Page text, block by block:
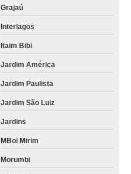
Grajaú
Interlagos
Itaim Bibi
Jardim América
Jardim Paulista
Jardim São Luiz
Jardins
MBoi Mirim
Morumbi